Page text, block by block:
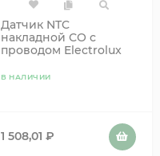
Датчик NTC
накладной СО с
проводом Electrolux
В НАЛИЧИИ
1 508,01 ₽